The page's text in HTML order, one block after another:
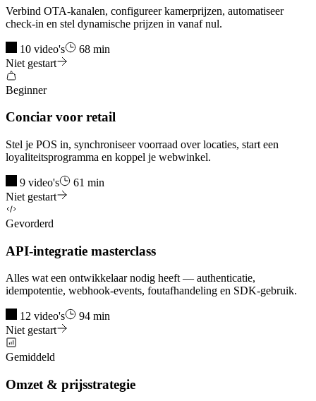
Verbind OTA-kanalen, configureer kamerprijzen, automatiseer
check-in en stel dynamische prijzen in vanaf nul.
10 video's
68 min
Niet gestart
Beginner
Conciar voor retail
Stel je POS in, synchroniseer voorraad over locaties, start een
loyaliteitsprogramma en koppel je webwinkel.
9 video's
61 min
Niet gestart
Gevorderd
API-integratie masterclass
Alles wat een ontwikkelaar nodig heeft — authenticatie,
idempotentie, webhook-events, foutafhandeling en SDK-gebruik.
12 video's
94 min
Niet gestart
Gemiddeld
Omzet & prijsstrategie